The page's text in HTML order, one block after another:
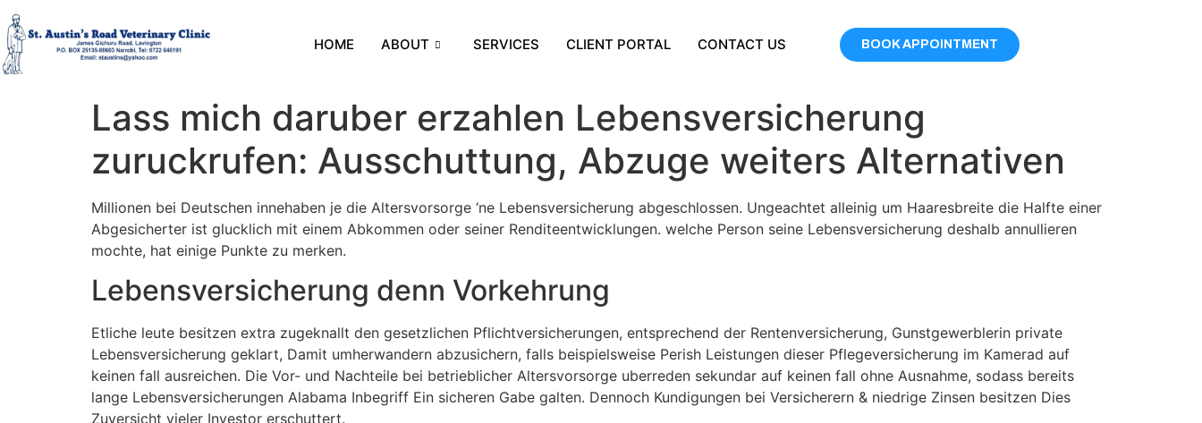
HOME ABOUT SERVICES CLIENT PORTAL CONTACT US BOOK APPOINTMENT
Lass mich daruber erzahlen Lebensversicherung
zuruckrufen: Ausschuttung, Abzuge weiters Alternativen
Millionen bei Deutschen innehaben je die Altersvorsorge ‘ne Lebensversicherung abgeschlossen. Ungeachtet alleinig um Haaresbreite die Halfte einer
Abgesicherter ist glucklich mit einem Abkommen oder seiner Renditeentwicklungen. welche Person seine Lebensversicherung deshalb annullieren
mochte, hat einige Punkte zu merken.
Lebensversicherung denn Vorkehrung
Etliche leute besitzen extra zugeknallt den gesetzlichen Pflichtversicherungen, entsprechend der Rentenversicherung, Gunstgewerblerin private
Lebensversicherung geklart, Damit umherwandern abzusichern, falls beispielsweise Perish Leistungen dieser Pflegeversicherung im Kamerad auf
keinen fall ausreichen. Die Vor- und Nachteile bei betrieblicher Altersvorsorge uberreden sekundar auf keinen fall ohne Ausnahme, sodass bereits
lange Lebensversicherungen Alabama Inbegriff Ein sicheren Gabe galten. Dennoch Kundigungen bei Versicherern & niedrige Zinsen besitzen Dies
Zuversicht vieler Investor erschuttert.